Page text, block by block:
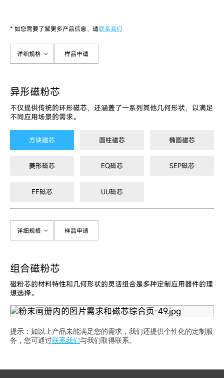
* 如您需要了解更多产品信息，请联系我们
详细规格 样品申请
异形磁粉芯
不仅提供传统的环形磁芯，还涵盖了一系列其他几何形状，以满足
不同应用场景的需求。
方块磁芯 圆柱磁芯 椭圆磁芯
菱形磁芯 EQ磁芯 SEP磁芯
EE磁芯 UU磁芯
详细规格 样品申请
组合磁粉芯
磁粉芯的材料特性和几何形状的灵活组合是多种定制应用器件的理
想选择。
提示：如以上产品未能满足您的需求，我们还提供个性化的定制服
务，您可通过联系我们与我们取得联系。